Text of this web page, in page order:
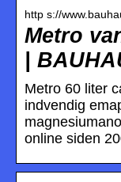
http s://
Metro
|
Metro 60 liter
indvendig
online siden